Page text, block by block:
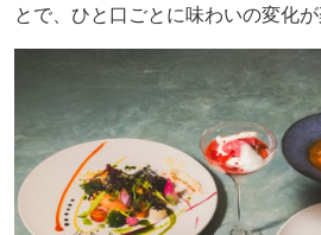
とで、ひと口ごとに味わいの変化が